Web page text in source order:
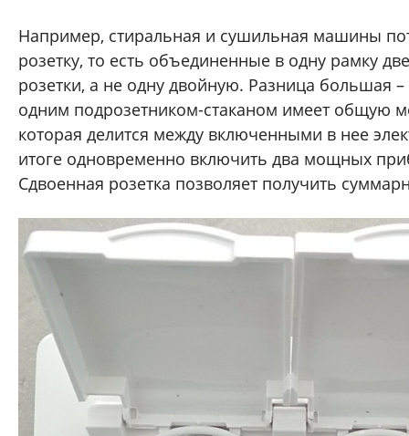
Например, стиральная и сушильная машины
розетку, то есть объединенные в одну рамку
розетки, а не одну двойную. Разница большая –
одним подрозетником-стаканом имеет общую
которая делится между включенными в нее
итоге одновременно включить два мощных
Сдвоенная розетка позволяет получить